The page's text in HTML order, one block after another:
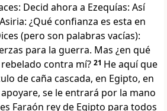
Decid ahora a Ezequías: Así
¿Qué confianza es esta en
(pero son palabras vacías):
para la guerra. Mas ¿en qué
contra mí? 21 He aquí que
de caña cascada, en Egipto, en
se le entrará por la mano
Faraón rey de Egipto para todos